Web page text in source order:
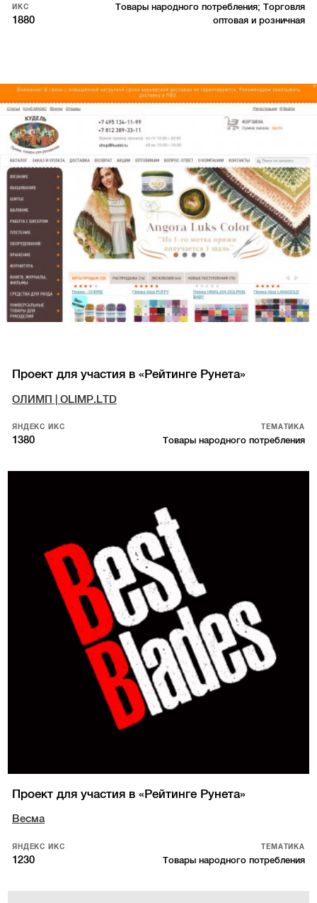
ИКС
1880
Товары народного потребления; Торговля
оптовая и розничная
Проект для участия в «Рейтинге Рунета»
ОЛИМП | OLIMP.LTD
ЯНДЕКС ИКС
1380
ТЕМАТИКА
Товары народного потребления
Проект для участия в «Рейтинге Рунета»
Весма
ЯНДЕКС ИКС
1230
ТЕМАТИКА
Товары народного потребления